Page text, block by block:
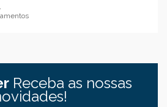
Receba as nossas